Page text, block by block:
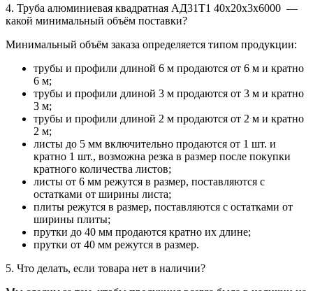
4. Труба алюминиевая квадратная АД31Т1 40х20х3х6000 —
какой минимальный объём поставки?
Минимальный объём заказа определяется типом продукции:
трубы и профили длиной 6 м продаются от 6 м и кратно
6 м;
трубы и профили длиной 3 м продаются от 3 м и кратно
3 м;
трубы и профили длиной 2 м продаются от 2 м и кратно
2 м;
листы до 5 мм включительно продаются от 1 шт. и
кратно 1 шт., возможна резка в размер после покупки
кратного количества листов;
листы от 6 мм режутся в размер, поставляются с
остатками от ширины листа;
плиты режутся в размер, поставляются с остатками от
ширины плиты;
прутки до 40 мм продаются кратно их длине;
прутки от 40 мм режутся в размер.
5. Что делать, если товара нет в наличии?